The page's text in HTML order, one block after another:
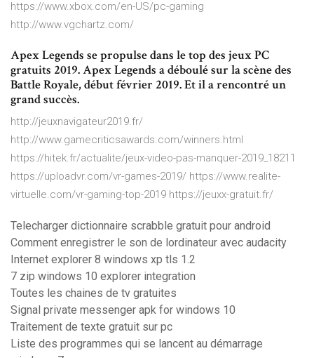
https://www.xbox.com/en-US/pc-gaming
http://www.vgchartz.com/
Apex Legends se propulse dans le top des jeux PC
gratuits 2019. Apex Legends a déboulé sur la scène des
Battle Royale, début février 2019. Et il a rencontré un
grand succès.
http://jeuxnavigateur2019.fr/
http://www.gamecriticsawards.com/winners.html
https://hitek.fr/actualite/jeux-video-pas-manquer-2019_18211
https://uploadvr.com/vr-games-2019/ https://www.realite-
virtuelle.com/vr-gaming-top-2019 https://jeuxx-gratuit.fr/
Telecharger dictionnaire scrabble gratuit pour android
Comment enregistrer le son de lordinateur avec audacity
Internet explorer 8 windows xp tls 1.2
7 zip windows 10 explorer integration
Toutes les chaines de tv gratuites
Signal private messenger apk for windows 10
Traitement de texte gratuit sur pc
Liste des programmes qui se lancent au démarrage